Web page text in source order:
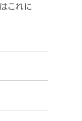
これに